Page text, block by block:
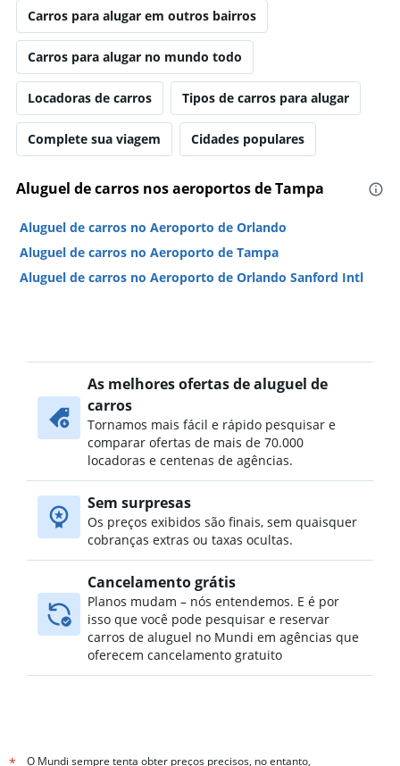
Carros para alugar em outros bairros
Carros para alugar no mundo todo
Locadoras de carros Tipos de carros para alugar
Complete sua viagem Cidades populares
Aluguel de carros nos aeroportos de Tampa
Aluguel de carros no Aeroporto de Orlando
Aluguel de carros no Aeroporto de Tampa
Aluguel de carros no Aeroporto de Orlando Sanford Intl
As melhores ofertas de aluguel de
carros
Tornamos mais fácil e rápido pesquisar e
comparar ofertas de mais de 70.000
locadoras e centenas de agências.
Sem surpresas
Os preços exibidos são finais, sem quaisquer
cobranças extras ou taxas ocultas.
Cancelamento grátis
Planos mudam – nós entendemos. E é por
isso que você pode pesquisar e reservar
carros de aluguel no Mundi em agências que
oferecem cancelamento gratuito
O Mundi sempre tenta obter preços precisos, no entanto,